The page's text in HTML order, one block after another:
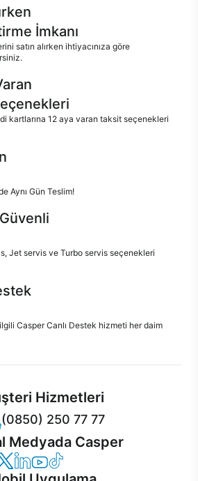
İmkanı
satın alırken ihtiyacınıza göre
kartlarına 12 aya varan taksit seçenekleri
Aynı Gün Teslim!
Jet servis ve Turbo servis seçenekleri
Casper Canlı Destek hizmeti her daim
Hizmetleri
(0850) 250 77 77
Medyada Casper
Facebook
Instagram
Twitter
Casper LinkedIn
Casper YouTube
Casper TikTok